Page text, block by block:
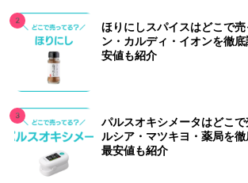
ほりにしスパイスはどこで
ン・カルディ・イオンを徹
安値も紹介
パルスオキシメータはどこ
ルシア・マツキヨ・薬局を
最安値も紹介